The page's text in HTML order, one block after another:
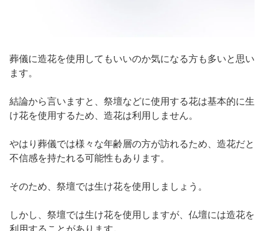
葬儀に造花を使用してもいいのか気になる方も多いと思い
ます。
結論から言いますと、祭壇などに使用する花は基本的に生
け花を使用するため、造花は利用しません。
やはり葬儀では様々な年齢層の方が訪れるため、造花だと
不信感を持たれる可能性もあります。
そのため、祭壇では生け花を使用しましょう。
しかし、祭壇では生け花を使用しますが、仏壇には造花を